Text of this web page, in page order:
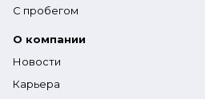
С пробегом
О компании
Новости
Карьера